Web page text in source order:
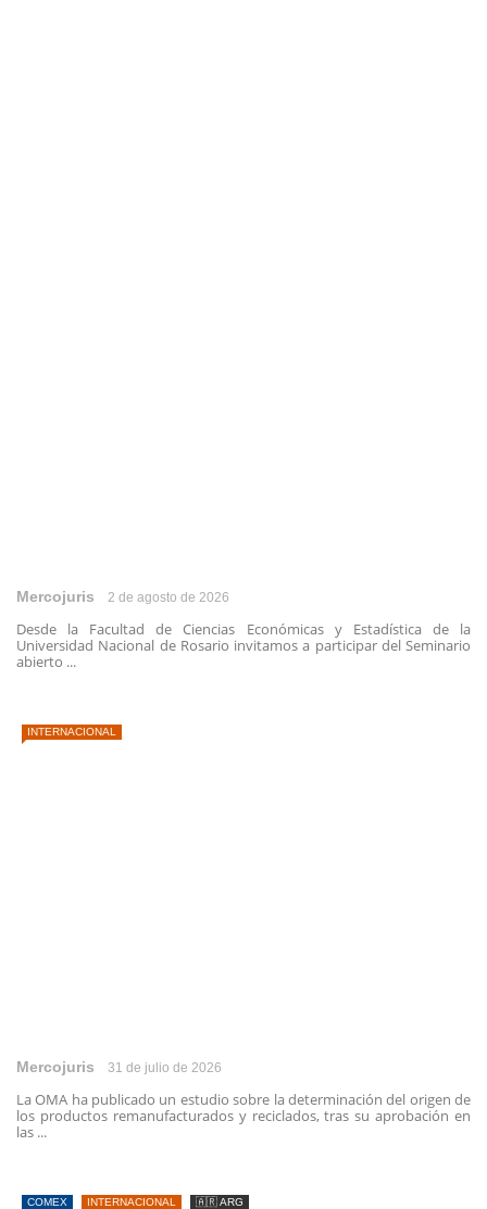
Mercojuris 2 de agosto de 2026
Desde la Facultad de Ciencias Económicas y Estadística de la
Universidad Nacional de Rosario invitamos a participar del Seminario
abierto ...
INTERNACIONAL
Mercojuris 31 de julio de 2026
La OMA ha publicado un estudio sobre la determinación del origen de
los productos remanufacturados y reciclados, tras su aprobación en
las ...
COMEX INTERNACIONAL 🇦🇷 ARG